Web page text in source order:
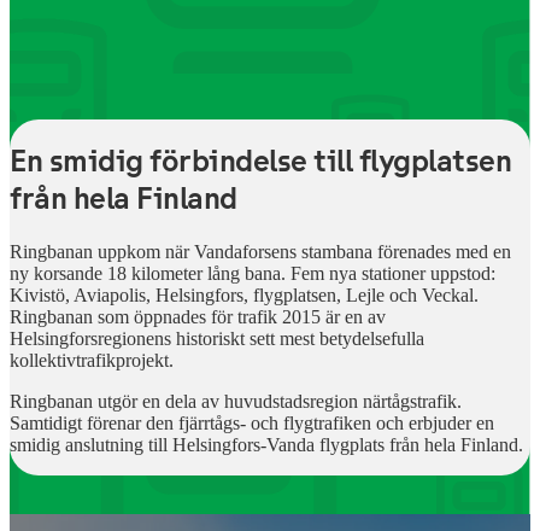
En smidig förbindelse till flygplatsen
från hela Finland
Ringbanan uppkom när Vandaforsens stambana förenades med en
ny korsande 18 kilometer lång bana. Fem nya stationer uppstod:
Kivistö, Aviapolis, Helsingfors, flygplatsen, Lejle och Veckal.
Ringbanan som öppnades för trafik 2015 är en av
Helsingforsregionens historiskt sett mest betydelsefulla
kollektivtrafikprojekt.
Ringbanan utgör en dela av huvudstadsregion närtågstrafik.
Samtidigt förenar den fjärrtågs- och flygtrafiken och erbjuder en
smidig anslutning till Helsingfors-Vanda flygplats från hela Finland.